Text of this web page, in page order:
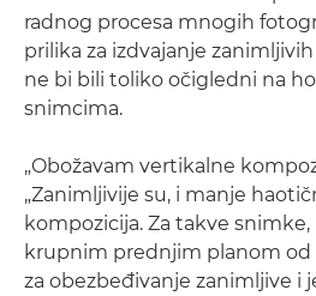
radnog procesa mnogih
prilika za izdvajanje
ne bi bili toliko očigledni na
snimcima.
„Obožavam vertikalne
„Zanimljivije su, i manje
kompozicija. Za takve
krupnim prednjim planom od
za obezbeđivanje zanimljive i